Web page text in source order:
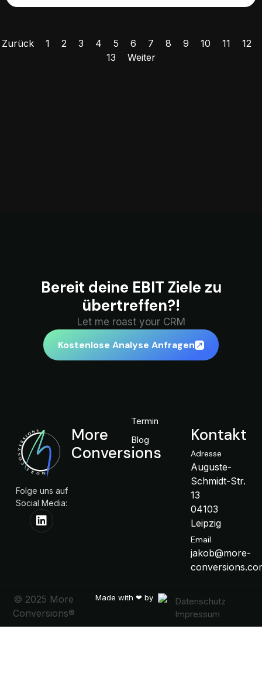
Zurück 1 2 3 4 5 6 7 8 9 10 11
12
13
Weiter
Bereit deine EBIT Ziele zu
übertreffen?!
Let me roast your CRM
Kostenlose Analyse Anfragen
Kontakt
Adresse
Auguste-
Schmidt-Str.
13
04103
Leipzig
Email
jakob@more-
Termin
Blog
More
Conversions
Folge uns auf
Social Media:
Datenschutz
Impressum
Made with ❤ by
© 2025 More
Conversions®